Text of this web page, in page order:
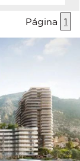
Página 1